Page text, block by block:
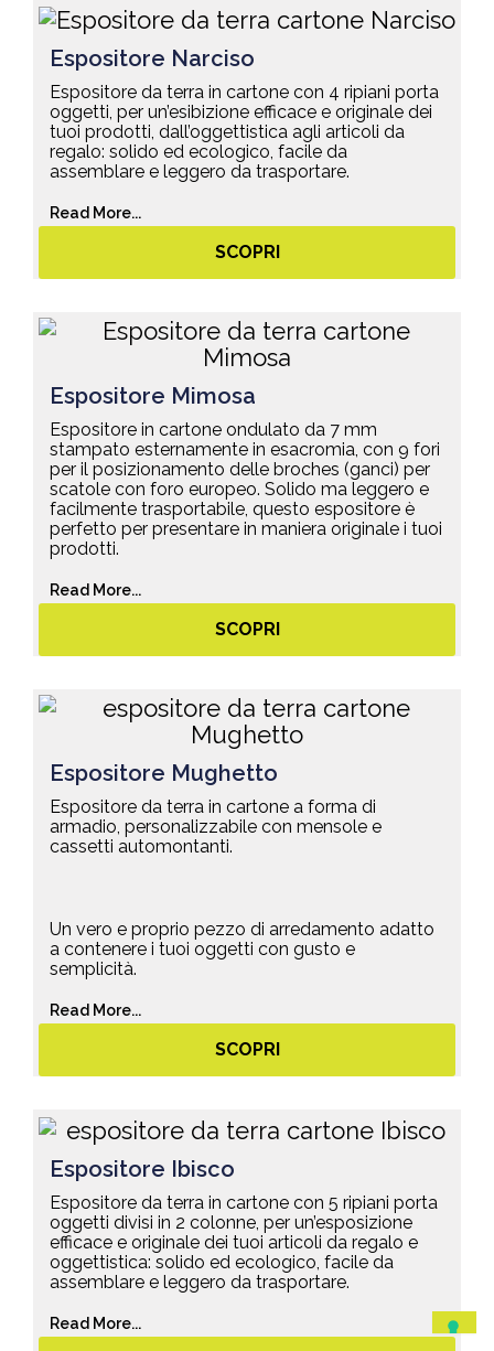
Espositore Narciso
Espositore da terra in cartone con 4 ripiani porta
oggetti, per un’esibizione efficace e originale dei
tuoi prodotti, dall’oggettistica agli articoli da
regalo: solido ed ecologico, facile da
assemblare e leggero da trasportare.
Read More...
SCOPRI
Espositore Mimosa
Espositore in cartone ondulato da 7 mm
stampato esternamente in esacromia, con 9 fori
per il posizionamento delle broches (ganci) per
scatole con foro europeo. Solido ma leggero e
facilmente trasportabile, questo espositore è
perfetto per presentare in maniera originale i tuoi
prodotti.
Read More...
SCOPRI
Espositore Mughetto
Espositore da terra in cartone a forma di
armadio, personalizzabile con mensole e
cassetti automontanti.
Un vero e proprio pezzo di arredamento adatto
a contenere i tuoi oggetti con gusto e
semplicità.
Read More...
SCOPRI
Espositore Ibisco
Espositore da terra in cartone con 5 ripiani porta
oggetti divisi in 2 colonne, per un’esposizione
efficace e originale dei tuoi articoli da regalo e
oggettistica: solido ed ecologico, facile da
assemblare e leggero da trasportare.
Read More...